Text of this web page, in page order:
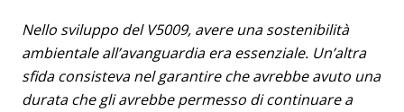
Nello sviluppo del V5009, avere una sostenibilità
ambientale all’avanguardia era essenziale. Un’altra
sfida consisteva nel garantire che avrebbe avuto una
durata che gli avrebbe permesso di continuare a